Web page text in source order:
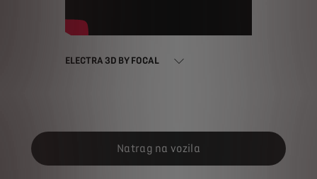
ELECTRA 3D BY FOCAL
Natrag na vozila